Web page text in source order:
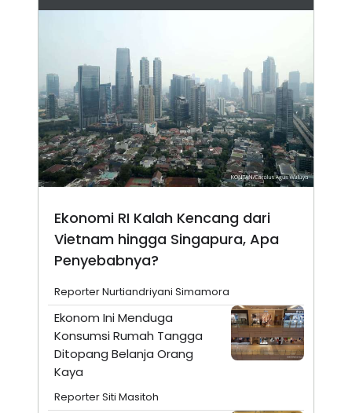
Ekonomi RI Kalah Kencang dari
Vietnam hingga Singapura, Apa
Penyebabnya?
Reporter Nurtiandriyani Simamora
Ekonom Ini Menduga
Konsumsi Rumah Tangga
Ditopang Belanja Orang
Kaya
Reporter Siti Masitoh